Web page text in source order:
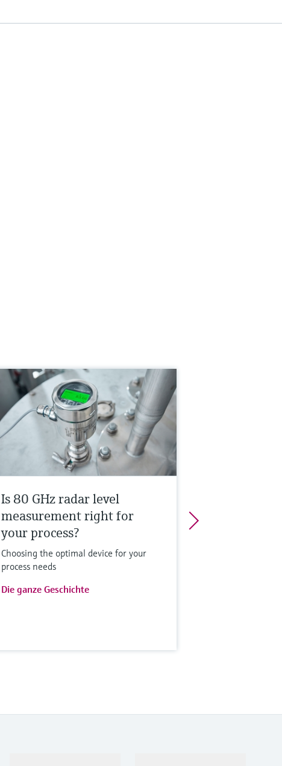
Is 80 GHz radar level
measurement right for
your process?
Choosing the optimal device for your
process needs
Die ganze Geschichte